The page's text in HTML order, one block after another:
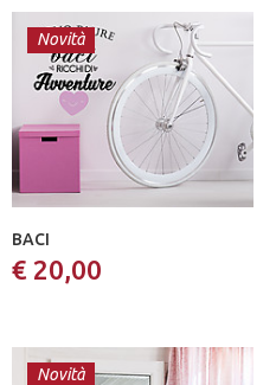
Novità
BACI
€ 20,00
Novità